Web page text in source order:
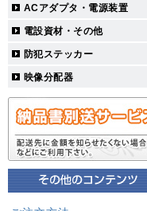
ACアダプタ・電源装置
電設資材・その他
防犯ステッカー
映像分配器